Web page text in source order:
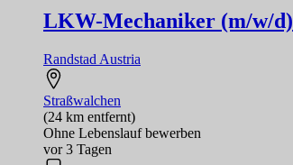
LKW-Mechaniker (m/w/d)
Randstad Austria
Straßwalchen
(24 km entfernt)
Ohne Lebenslauf bewerben
vor 3 Tagen